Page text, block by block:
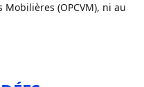
(OPCVM), ni au